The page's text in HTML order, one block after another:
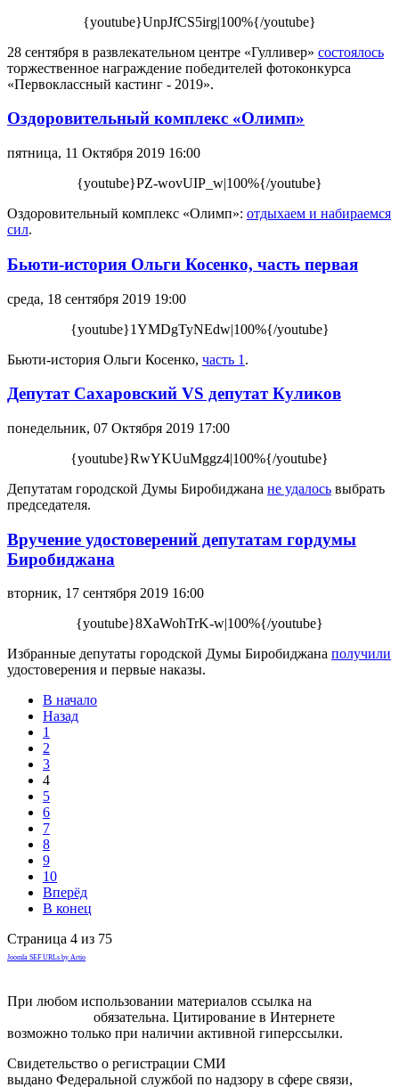
{youtube}UnpJfCS5irg|100%{/youtube}
28 сентября в развлекательном центре «Гулливер» состоялось
торжественное награждение победителей фотоконкурса
«Первоклассный кастинг - 2019».
Оздоровительный комплекс «Олимп»
пятница, 11 Октября 2019 16:00
{youtube}PZ-wovUIP_w|100%{/youtube}
Оздоровительный комплекс «Олимп»: отдыхаем и набираемся
сил.
Бьюти-история Ольги Косенко, часть первая
среда, 18 сентября 2019 19:00
{youtube}1YMDgTyNEdw|100%{/youtube}
Бьюти-история Ольги Косенко, часть 1 .
Депутат Сахаровский VS депутат Куликов
понедельник, 07 Октября 2019 17:00
{youtube}RwYKUuMggz4|100%{/youtube}
Депутатам городской Думы Биробиджана не удалось выбрать
председателя.
Вручение удостоверений депутатам гордумы
Биробиджана
вторник, 17 сентября 2019 16:00
{youtube}8XaWohTrK-w|100%{/youtube}
Избранные депутаты городской Думы Биробиджана получили
удостоверения и первые наказы.
В начало
Назад
1
2
3
4
5
6
7
8
9
10
Вперёд
В конец
Страница 4 из 75
Joomla SEF URLs by Artio
При любом использовании материалов ссылка на
обязательна. Цитирование в Интернете
возможно только при наличии активной гиперссылки.
Свидетельство о регистрации СМИ
выдано Федеральной службой по надзору в сфере связи,